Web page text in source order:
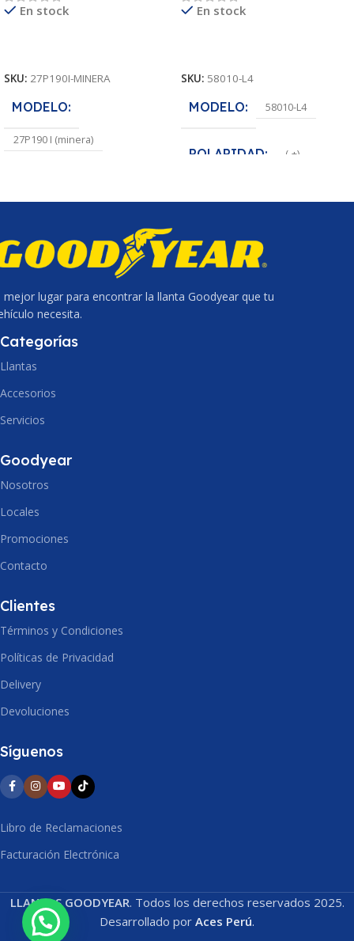
En stock
SKU: 27P190I-MINERA
MODELO
27P190 I (minera)
VOLTAJE 12 V
PLACAS
CCA
RC 405 Min
ALTO
En stock
SKU: 58010-L4
MODELO 58010-L4
POLARIDAD (-+)
VOLTAJE 12
CCA 780 A
AH (CN) 85 Ah
mejor lugar para encontrar la llanta Goodyear que tu
necesita.
Categorías
Llantas
Accesorios
Servicios
Goodyear
Nosotros
Locales
Promociones
Contacto
Clientes
Términos y Condiciones
Políticas de Privacidad
Delivery
Devoluciones
Síguenos
Libro de Reclamaciones
Facturación Electrónica
LLANTAS GOODYEAR. Todos los derechos reservados 2025.
Desarrollado por Aces Perú.